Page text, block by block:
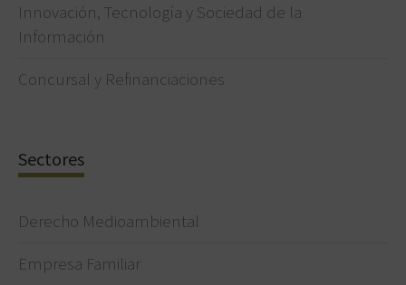
Innovación, Tecnología y Sociedad de la
Información
Concursal y Refinanciaciones
Sectores
Derecho Medioambiental
Empresa Familiar